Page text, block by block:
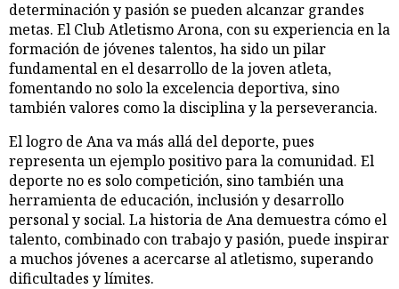
determinación y pasión se pueden alcanzar grandes
metas. El Club Atletismo Arona, con su experiencia en la
formación de jóvenes talentos, ha sido un pilar
fundamental en el desarrollo de la joven atleta,
fomentando no solo la excelencia deportiva, sino
también valores como la disciplina y la perseverancia.
El logro de Ana va más allá del deporte, pues
representa un ejemplo positivo para la comunidad. El
deporte no es solo competición, sino también una
herramienta de educación, inclusión y desarrollo
personal y social. La historia de Ana demuestra cómo el
talento, combinado con trabajo y pasión, puede inspirar
a muchos jóvenes a acercarse al atletismo, superando
dificultades y límites.